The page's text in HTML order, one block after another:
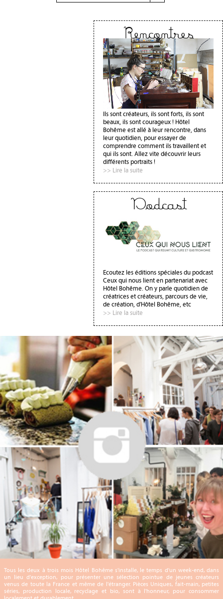
Rencontres
Ils sont créateurs, ils sont forts, ils sont
beaux, ils sont courageux ! Hôtel
Bohême est allé à leur rencontre, dans
leur quotidien, pour essayer de
comprendre comment ils travaillent et
qui ils sont. Allez vite découvrir leurs
différents portraits !
>> Lire la suite
Podcast
Ecoutez les éditions spéciales du podcast
Ceux qui nous lient en partenariat avec
Hôtel Bohême. On y parle quotidien de
créatrices et créateurs, parcours de vie,
de création, d'Hôtel Bohême, etc
>> Lire la suite
Tous les deux à trois mois Hôtel Bohême s'installe, le temps d'un week-end, dans
un lieu d'exception, pour présenter une sélection pointue de jeunes créateurs
venus de toute la France et même de l'étranger. Pièces Uniques, fait-main, petites
séries, production locale, recyclage et bio, sont à l'honneur, pour consommer